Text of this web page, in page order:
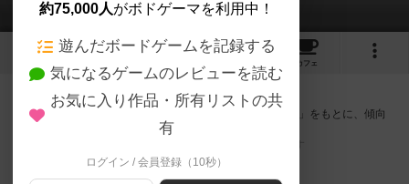
6 5
カフェ
『マドリイズム』が好きな方へのおすすめ
このゲームのトップページで投票された「プレイ感の評価」をもとに、傾向
が近いボードゲームをランキング形式で紹介します。
約75,000人がボドゲーマを利用中！
遊んだボードゲームを記録する
気になるゲームのレビューを読む
お気に入り作品・所有リストの共
有
ログイン / 会員登録（10秒）